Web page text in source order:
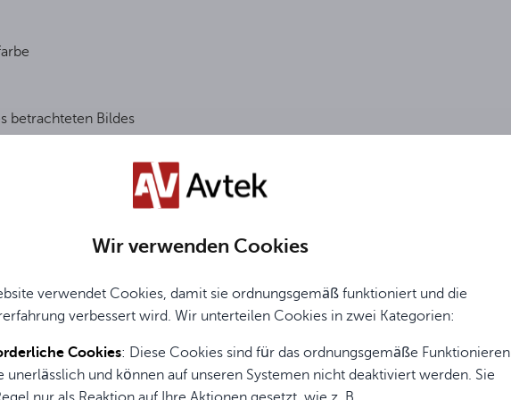
Wir verwenden Cookies
verwendet Cookies, damit sie ordnungsgemäß funktioniert und die
verbessert wird. Wir unterteilen Cookies in zwei Kategorien:
Cookies: Diese Cookies sind für das ordnungsgemäße Funktionieren
unerlässlich und können auf unseren Systemen nicht deaktiviert werden. Sie
betrachteten Bildes
und Bewegung des Bildschirms
Instrukcja obsługi / User Guide / Gebrauchsanweisung